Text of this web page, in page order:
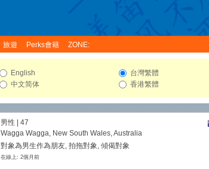
旅遊 Perks會籍 ZONE:
English
中文简体
台灣繁體
香港繁體
男性 | 47
Wagga Wagga, New South Wales, Australia
對象為男生作為朋友, 拍拖對象, 傾偈對象
在線上: 2個月前